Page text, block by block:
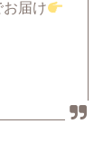
届け